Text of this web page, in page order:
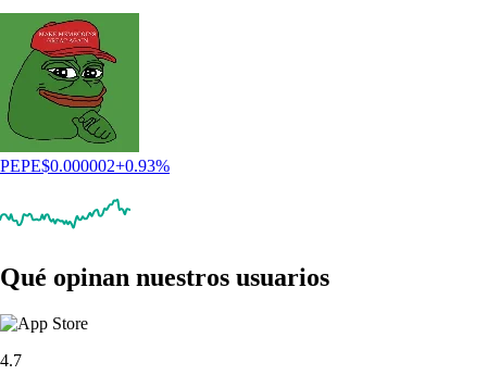
PEPE$0.000002+0.93%
Qué opinan nuestros usuarios
4.7